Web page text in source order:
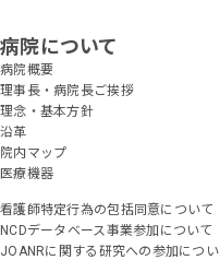
病院について
病院概要
理事長・病院長ご挨拶
理念・基本方針
沿革
院内マップ
医療機器
看護師特定行為の包括同意について
NCDデータベース事業参加について
JOANRに関する研究への参加につい